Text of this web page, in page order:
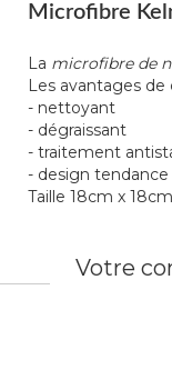
Microfibre
La microfibre de
Les avantages de
- nettoyant
- dégraissant
- traitement
- design tendance
Taille 18cm x 18cm
Votre